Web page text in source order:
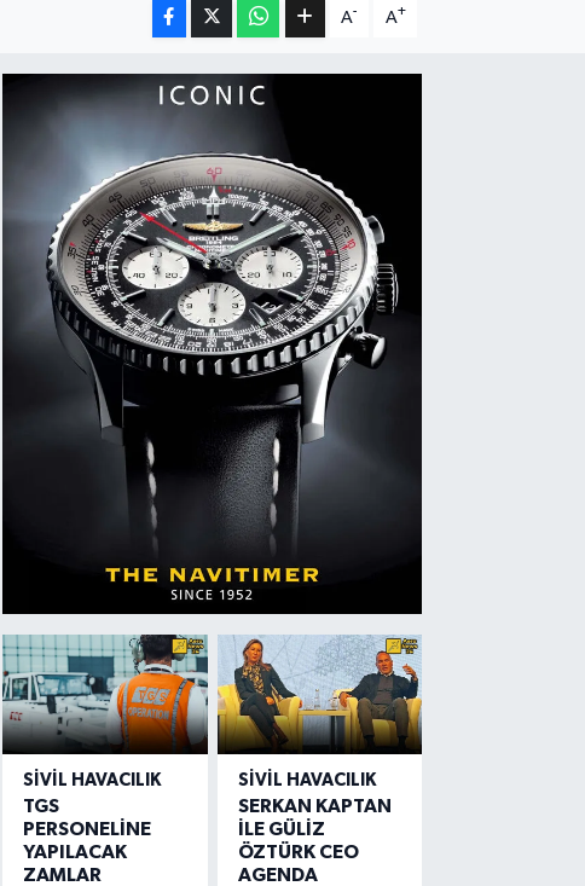
A- A+
SIVIL HAVACILIK
TGS
PERSONELİNE
YAPILACAK
ZAMLAR
SIVIL HAVACILIK
SERKAN KAPTAN
İLE GÜLİZ
ÖZTÜRK CEO
AGENDA